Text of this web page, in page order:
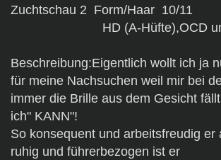
Zuchtschau 2 Form/Haar 10/11
HD (A-Hüfte),OCD und
Beschreibung:Eigentlich wollt ich ja
für meine Nachsuchen weil mir bei
immer die Brille aus dem Gesicht
ich" KANN"!
So konsequent und arbeitsfreudig er
ruhig und führerbezogen ist er